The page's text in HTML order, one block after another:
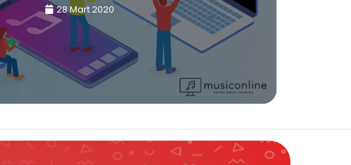
28 Mart 2020